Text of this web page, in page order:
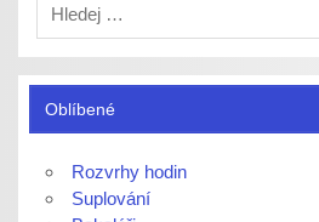
Oblíbené
Rozvrhy hodin
Suplování